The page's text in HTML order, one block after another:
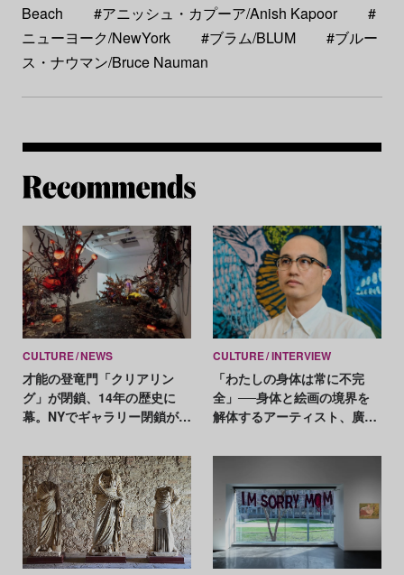
Beach
#アニッシュ・カプーア/Anish Kapoor
#
ニューヨーク/NewYork
#ブラム/BLUM
#ブルー
ス・ナウマン/Bruce Nauman
CULTURE NEWS
才能の登竜門「クリアリン
グ」が閉鎖、14年の歴史に
幕。NYでギャラリー閉鎖が相
CULTURE INTERVIEW
「わたしの身体は常に不完
全」──身体と絵画の境界を
解体するアーティスト、廣直